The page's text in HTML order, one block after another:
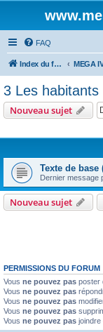
FAQ
Index du forum MEGA
3 Les habitants
Nouveau sujet
Texte de base
Dernier message
Nouveau sujet
PERMISSIONS DU FORUM
Vous ne pouvez pas poster
Vous ne pouvez pas
Vous ne pouvez pas
Vous ne pouvez pas
Vous ne pouvez pas joindre